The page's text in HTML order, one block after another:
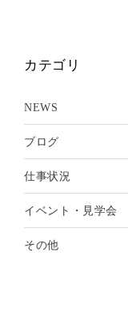
カテゴリ
NEWS
ブログ
仕事状況
イベント・見学会
その他